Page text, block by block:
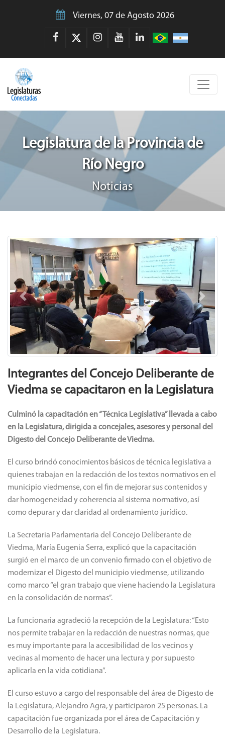
Viernes, 07 de Agosto 2026
Legislatura de la Provincia de
Río Negro
Noticias
Previous Next
Integrantes del Concejo Deliberante de
Viedma se capacitaron en la Legislatura
Culminó la capacitación en “Técnica Legislativa” llevada a cabo
en la Legislatura, dirigida a concejales, asesores y personal del
Digesto del Concejo Deliberante de Viedma.
El curso brindó conocimientos básicos de técnica legislativa a
quienes trabajan en la redacción de los textos normativos en el
municipio viedmense, con el fin de mejorar sus contenidos y
dar homogeneidad y coherencia al sistema normativo, así
como depurar y dar claridad al ordenamiento jurídico.
La Secretaria Parlamentaria del Concejo Deliberante de
Viedma, María Eugenia Serra, explicó que la capacitación
surgió en el marco de un convenio firmado con el objetivo de
modernizar el Digesto del municipio viedmense, utilizando
como marco “el gran trabajo que viene haciendo la Legislatura
en la consolidación de normas”.
La funcionaria agradeció la recepción de la Legislatura: “Esto
nos permite trabajar en la redacción de nuestras normas, que
es muy importante para la accesibilidad de los vecinos y
vecinas al momento de hacer una lectura y por supuesto
aplicarla en la vida cotidiana”.
El curso estuvo a cargo del responsable del área de Digesto de
la Legislatura, Alejandro Agra, y participaron 25 personas. La
capacitación fue organizada por el área de Capacitación y
Desarrollo de la Legislatura.